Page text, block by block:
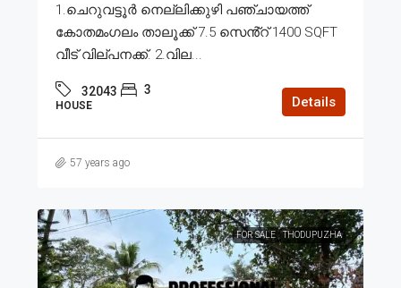
1.ചെറുവട്ടൂർ നെല്ലിക്കുഴി പഞ്ചായത്ത്
കോതമംഗലം താലൂക്ക് 7.5 സെൻ്റ് 1400 SQFT
വീട് വില്പനക്ക്. 2.വില...
32043 3
HOUSE Details
57 years ago
FOR SALE THODUPUZHA